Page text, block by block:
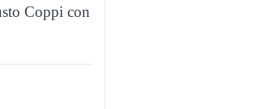
Coppi con